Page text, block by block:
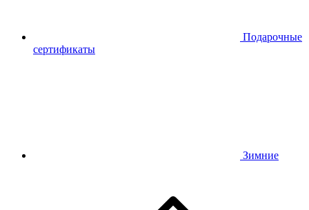
Подарочные
сертификаты
Зимние